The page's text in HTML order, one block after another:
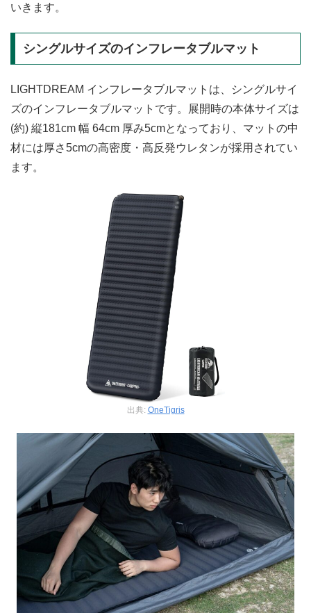
いきます。
シングルサイズのインフレータブルマット
LIGHTDREAM インフレータブルマットは、シングルサイ
ズのインフレータブルマットです。展開時の本体サイズは
(約) 縦181cm 幅 64cm 厚み5cmとなっており、マットの中
材には厚さ5cmの高密度・高反発ウレタンが採用されてい
ます。
出典: OneTigris